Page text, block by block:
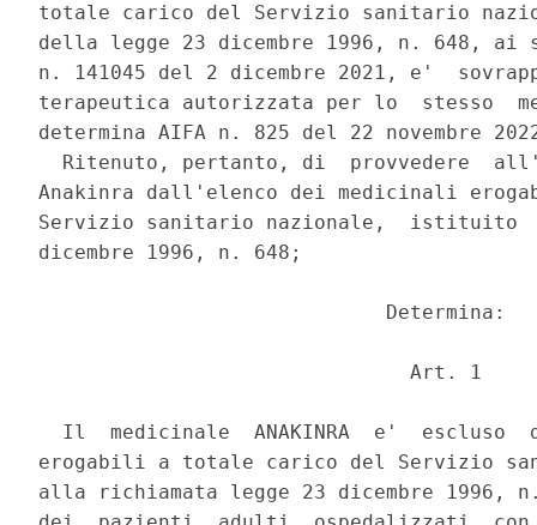
totale carico del Servizio sanitario
della legge 23 dicembre 1996, n. 648, ai
n. 141045 del 2 dicembre 2021, e'
terapeutica autorizzata per lo  stesso
determina AIFA n. 825 del 22 novembre
Ritenuto, pertanto, di  provvedere
Anakinra dall'elenco dei medicinali
Servizio sanitario nazionale,  istituito
dicembre 1996, n. 648;
                             Determina:
                               Art. 1
Il  medicinale  ANAKINRA  e'  escluso
erogabili a totale carico del Servizio
alla richiamata legge 23 dicembre